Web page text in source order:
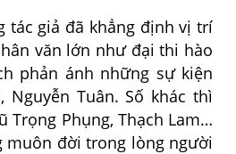
tác giả đã khẳng định vị trí
văn lớn như đại thi hào
phản ánh những sự kiện
Tuân. Số khác thì
Trọng Phụng, Thạch Lam…
muôn đời trong lòng người